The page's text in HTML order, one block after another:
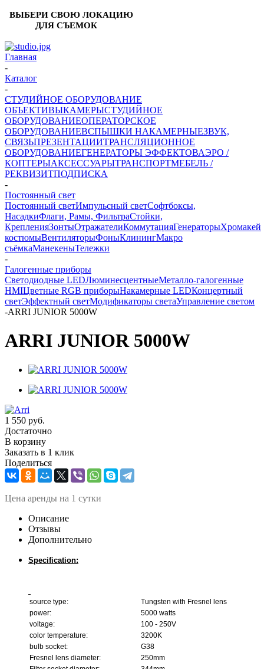
ВЫБЕРИ СВОЮ ЛОКАЦИЮ
ДЛЯ СЪЕМОК
Главная
-
Каталог
-
СТУДИЙНОЕ ОБОРУДОВАНИЕ
ОБЪЕКТИВЫКАМЕРЫСТУДИЙНОЕ
ОБОРУДОВАНИЕОПЕРАТОРСКОЕ
ОБОРУДОВАНИЕВСПЫШКИ НАКАМЕРНЫЕЗВУК,
СВЯЗЬПРЕЗЕНТАЦИИТРАНСЛЯЦИОННОЕ
ОБОРУДОВАНИЕГЕНЕРАТОРЫ ЭФФЕКТОВАЭРО /
КОПТЕРЫАКСЕССУАРЫТРАНСПОРТМЕБЕЛЬ /
РЕКВИЗИТПОДПИСКА
-
Постоянный свет
Постоянный светИмпульсный светСофтбоксы,
НасадкиФлаги, Рамы, ФильтраСтойки,
КрепленияЗонтыОтражателиКоммутацияГенераторыХромакей
костюмыВентиляторыФоныКлинингМакро
съёмкаМанекеныТележки
-
Галогенные приборы
Светодиодные LEDЛюминесцентныеМеталло-галогенные
HMIЦветные RGB приборыНакамерные LEDКонцертный
светЭффектный светМодификаторы светаУправление светом
-ARRI JUNIOR 5000W
ARRI JUNIOR 5000W
1 550 руб.
Достаточно
В корзину
Заказать в 1 клик
Поделиться
Цена аренды на 1 сутки
Описание
Отзывы
Дополнительно
Specification:
source type:
Tungsten with Fresnel lens
power:
5000 watts
voltage:
100 - 250V
color temperature:
3200K
bulb socket:
G38
Fresnel lens diameter:
250mm